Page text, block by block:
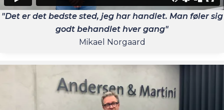
"Det er det bedste sted, jeg har handlet. Man føler sig
godt behandlet hver gang"
Mikael Norgaard